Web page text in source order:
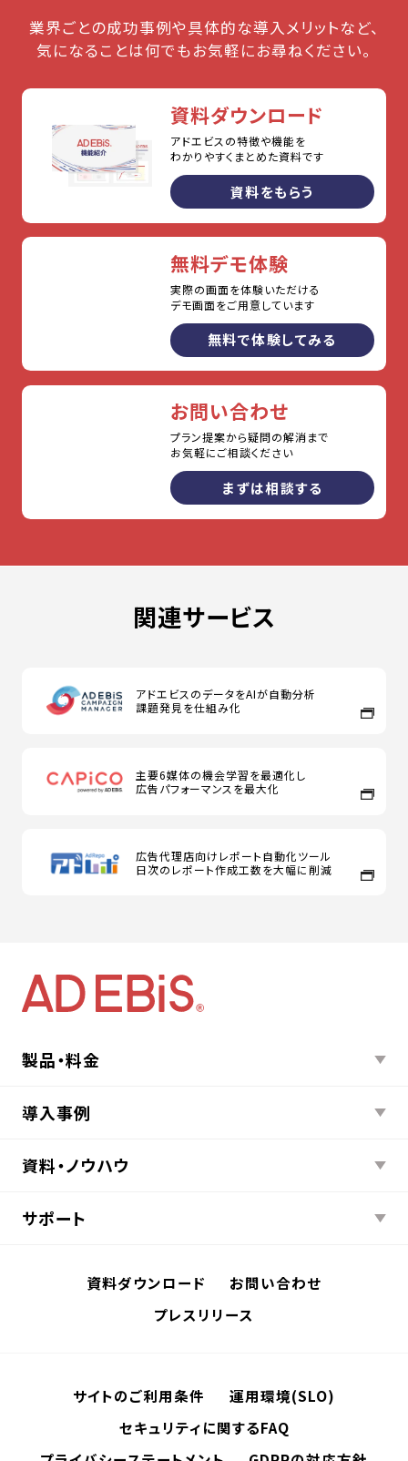
業界ごとの成功事例や具体的な導入メリットなど、
気になることは何でもお気軽にお尋ねください。
資料ダウンロード
アドエビスの特徴や機能を
わかりやすくまとめた資料です
資料をもらう
無料デモ体験
実際の画面を体験いただける
デモ画面をご用意しています
無料で体験してみる
お問い合わせ
プラン提案から疑問の解消まで
お気軽にご相談ください
まずは相談する
関連サービス
アドエビスのデータをAIが自動分析
課題発見を仕組み化
主要6媒体の機会学習を最適化し
広告パフォーマンスを最大化
広告代理店向けレポート自動化ツール
日次のレポート作成工数を大幅に削減
製品・料金
導入事例
資料・ノウハウ
サポート
資料ダウンロード
お問い合わせ
プレスリリース
サイトのご利用条件
運用環境(SLO)
セキュリティに関するFAQ